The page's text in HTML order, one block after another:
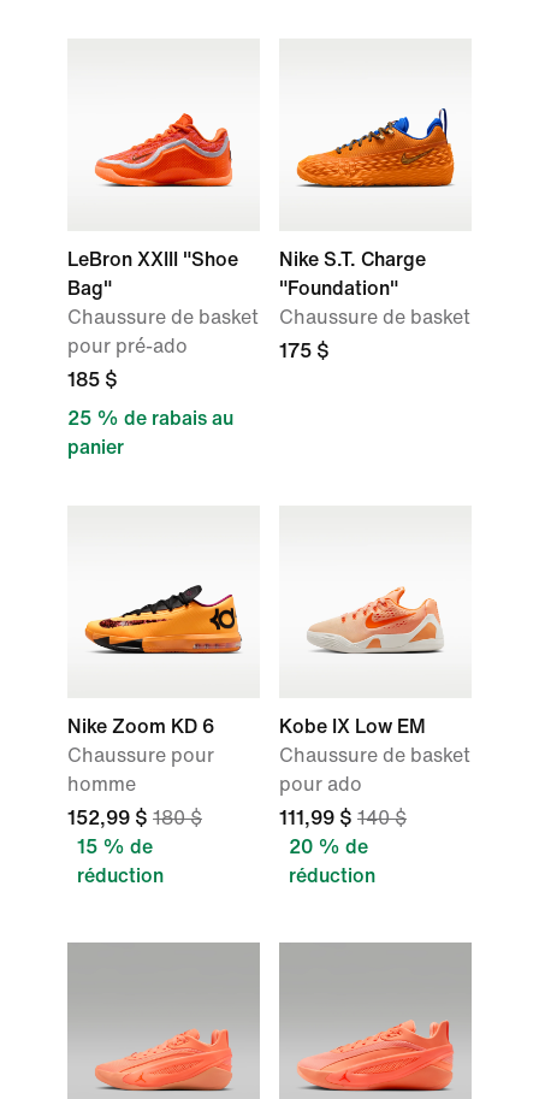
LeBron XXIII "Shoe
Bag"
Chaussure de basket
pour pré-ado
185 $
25 % de rabais au
panier
Nike S.T. Charge
"Foundation"
Chaussure de basket
175 $
Nike Zoom KD 6
Chaussure pour
homme
152,99 $ 180 $
15 % de
réduction
Kobe IX Low EM
Chaussure de basket
pour ado
111,99 $ 140 $
20 % de
réduction